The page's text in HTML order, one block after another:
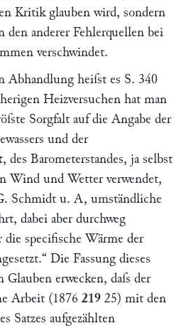
Kritik glauben wird, sondern
den anderer Fehlerquellen bei
verschwindet.
Abhandlung heiſst es S. 340
Heizversuchen hat man
Sorgfalt auf die Angabe der
und der
des Barometerstandes, ja selbst
Wind und Wetter verwendet,
Schmidt u. A, umständliche
dabei aber durchweg
specifische Wärme der
Die Fassung dieses
Glauben erwecken, daſs der
Arbeit (1876 219 25) mit den
Satzes aufgezählten